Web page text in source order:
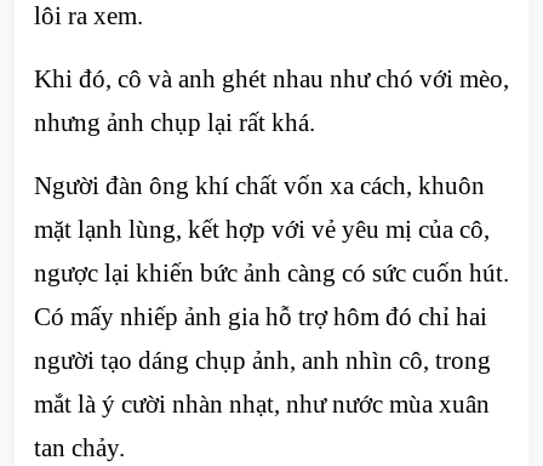
lôi ra xem.
Khi đó, cô và anh ghét nhau như chó với mèo,
nhưng ảnh chụp lại rất khá.
Người đàn ông khí chất vốn xa cách, khuôn
mặt lạnh lùng, kết hợp với vẻ yêu mị của cô,
ngược lại khiến bức ảnh càng có sức cuốn hút.
Có mấy nhiếp ảnh gia hỗ trợ hôm đó chỉ hai
người tạo dáng chụp ảnh, anh nhìn cô, trong
mắt là ý cười nhàn nhạt, như nước mùa xuân
tan chảy.